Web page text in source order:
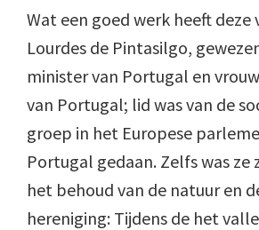
Wat een goed werk heeft deze
Lourdes de Pintasilgo,
minister van Portugal en
van Portugal; lid was van de
groep in het Europese
Portugal gedaan. Zelfs was ze
het behoud van de natuur en
hereniging: Tijdens de het